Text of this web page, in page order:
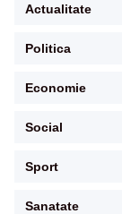
Actualitate
Politica
Economie
Social
Sport
Sanatate